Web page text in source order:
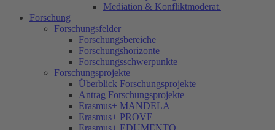
Mediation & Konfliktmoderat.
Forschung
Forschungsfelder
Forschungsbereiche
Forschungshorizonte
Forschungsschwerpunkte
Forschungsprojekte
Überblick Forschungsprojekte
Antrag Forschungsprojekte
Erasmus+ MANDELA
Erasmus+ PROVE
Erasmus+ EDUMENTO